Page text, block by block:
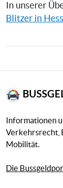
In unserer
Blitzer in
Informationen
Verkehrsrecht,
Mobilität.
Die